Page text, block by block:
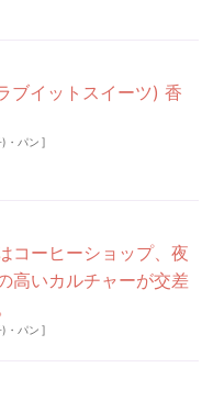
ブイットスイーツ) 香
・パン ]
コーヒーショップ、夜
高いカルチャーが交差
・パン ]